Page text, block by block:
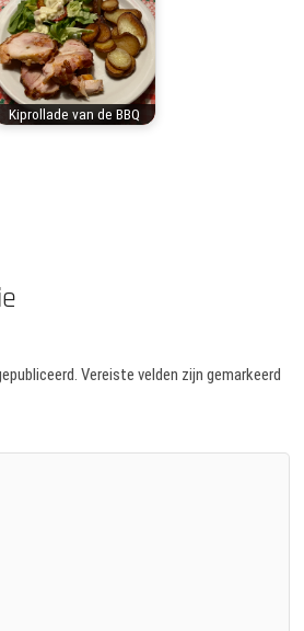
Kiprollade van de BBQ
Vereiste velden zijn gemarkeerd